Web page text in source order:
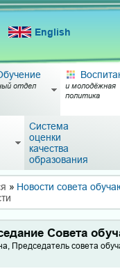
English
отдел
и молодёжная
политика
Система
оценки
качества
образования
» Новости совета
Совета
Председатель совета